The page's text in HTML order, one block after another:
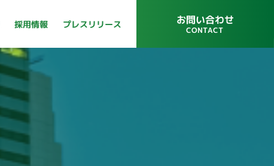
採用情報 プレスリリース お問い合わせ
CONTACT